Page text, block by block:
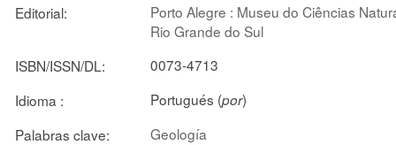
Editorial:
Porto Alegre : Museu do Ciências
Rio Grande do Sul
ISBN/ISSN/DL:
0073-4713
Idioma :
Portugués (por)
Palabras clave:
Geología